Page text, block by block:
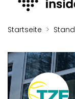
Padel-Shops
Verschiedenes
Startseite